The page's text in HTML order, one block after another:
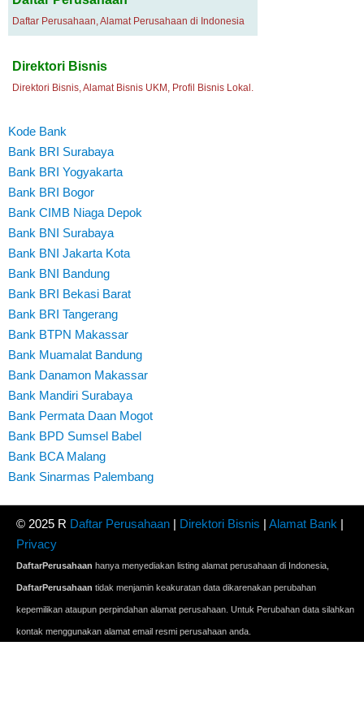
Daftar Perusahaan, Alamat Perusahaan di Indonesia
Direktori Bisnis
Direktori Bisnis, Alamat Bisnis UKM, Profil Bisnis Lokal.
Kode Bank
Bank BRI Surabaya
Bank BRI Yogyakarta
Bank BRI Bogor
Bank CIMB Niaga Depok
Bank BNI Surabaya
Bank BNI Jakarta Kota
Bank BNI Bandung
Bank BRI Bekasi Barat
Bank BRI Tangerang
Bank BTPN Makassar
Bank Muamalat Bandung
Bank Danamon Makassar
Bank Mandiri Surabaya
Bank Permata Daan Mogot
Bank BPD Sumsel Babel
Bank BCA Malang
Bank Sinarmas Palembang
© 2025 R Daftar Perusahaan | Direktori Bisnis | Alamat Bank |
Privacy
DaftarPerusahaan hanya menyediakan listing alamat perusahaan di Indonesia,
DaftarPerusahaan tidak menjamin keakuratan data dikarenakan perubahan
kepemilikan ataupun perpindahan alamat perusahaan. Untuk Perubahan data silahkan
kontak menggunakan alamat email resmi perusahaan anda.